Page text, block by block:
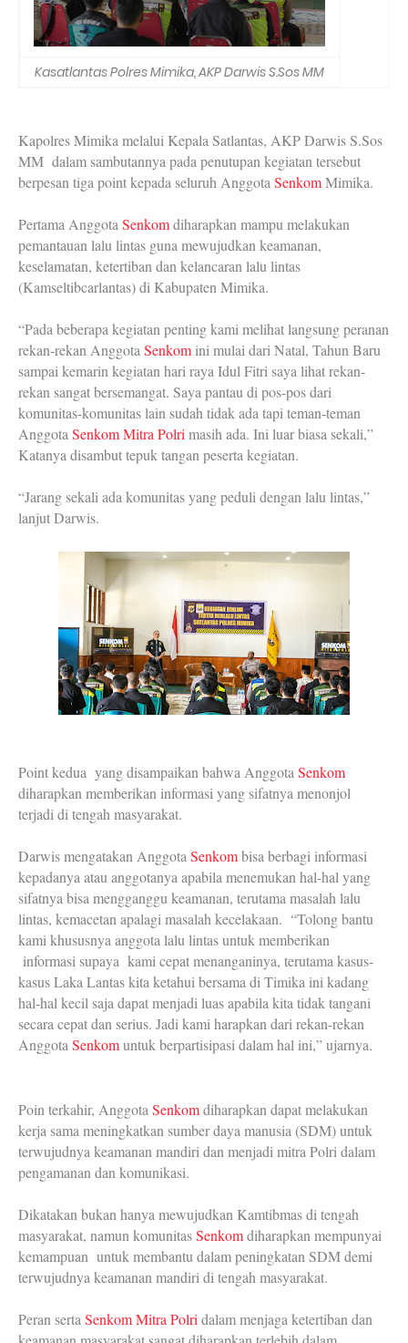
Kasatlantas Polres Mimika, AKP Darwis S.Sos MM
Kapolres Mimika melalui Kepala Satlantas, AKP Darwis S.Sos
MM dalam sambutannya pada penutupan kegiatan tersebut
berpesan tiga point kepada seluruh Anggota SenkomMimika.
Pertama Anggota Senkomdiharapkan mampu melakukan
pemantauan lalu lintas guna mewujudkan keamanan,
keselamatan, ketertiban dan kelancaran lalu lintas
(Kamseltibcarlantas) di Kabupaten Mimika.
“Pada beberapa kegiatan penting kami melihat langsung peranan
rekan-rekan Anggota Senkom ini mulai dari Natal, Tahun Baru
sampai kemarin kegiatan hari raya Idul Fitri saya lihat rekan-
rekan sangat bersemangat. Saya pantau di pos-pos dari
komunitas-komunitas lain sudah tidak ada tapi teman-teman
Anggota Senkom Mitra Polri masih ada. Ini luar biasa sekali,”
Katanya disambut tepuk tangan peserta kegiatan.
“Jarang sekali ada komunitas yang peduli dengan lalu lintas,”
lanjut Darwis.
Point kedua yang disampaikan bahwa Anggota Senkom
diharapkan memberikan informasi yang sifatnya menonjol
terjadi di tengah masyarakat.
Darwis mengatakan Anggota Senkombisa berbagi informasi
kepadanya atau anggotanya apabila menemukan hal-hal yang
sifatnya bisa mengganggu keamanan, terutama masalah lalu
lintas, kemacetan apalagi masalah kecelakaan. “Tolong bantu
kami khususnya anggota lalu lintas untuk memberikan
informasi supaya kami cepat menanganinya, terutama kasus-
kasus Laka Lantas kita ketahui bersama di Timika ini kadang
hal-hal kecil saja dapat menjadi luas apabila kita tidak tangani
secara cepat dan serius. Jadi kami harapkan dari rekan-rekan
Anggota Senkomuntuk berpartisipasi dalam hal ini,” ujarnya.
Poin terkahir, Anggota Senkomdiharapkan dapat melakukan
kerja sama meningkatkan sumber daya manusia (SDM) untuk
terwujudnya keamanan mandiri dan menjadi mitra Polri dalam
pengamanan dan komunikasi.
Dikatakan bukan hanya mewujudkan Kamtibmas di tengah
masyarakat, namun komunitasSenkomdiharapkan mempunyai
kemampuan untuk membantu dalam peningkatan SDM demi
terwujudnya keamanan mandiri di tengah masyarakat.
Peran serta Senkom Mitra Polri dalam menjaga ketertiban dan